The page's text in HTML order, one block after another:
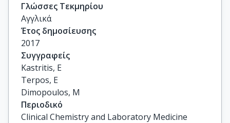
Γλώσσες Τεκμηρίου
Αγγλικά
Έτος δημοσίευσης
2017
Συγγραφείς
Kastritis, E
Terpos, E
Dimopoulos, M
Περιοδικό
Clinical Chemistry and Laboratory Medicine